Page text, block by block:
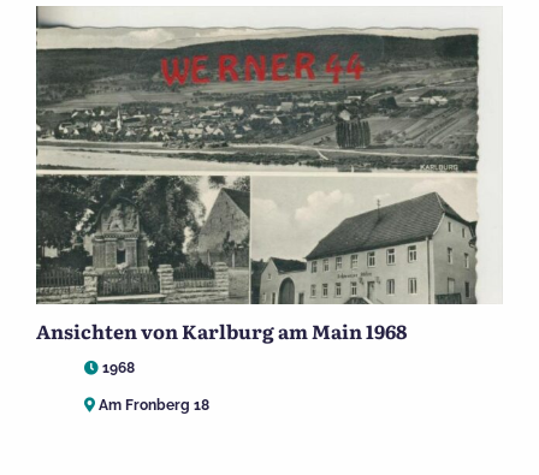
Ansichten von Karlburg am Main 1968
1968
Am Fronberg 18